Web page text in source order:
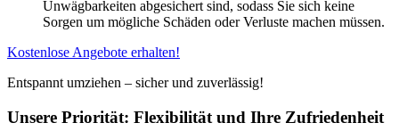
Unwägbarkeiten abgesichert sind, sodass Sie sich keine
Sorgen um mögliche Schäden oder Verluste machen müssen.
Kostenlose Angebote erhalten!
Entspannt umziehen – sicher und zuverlässig!
Unsere Priorität: Flexibilität und Ihre Zufriedenheit